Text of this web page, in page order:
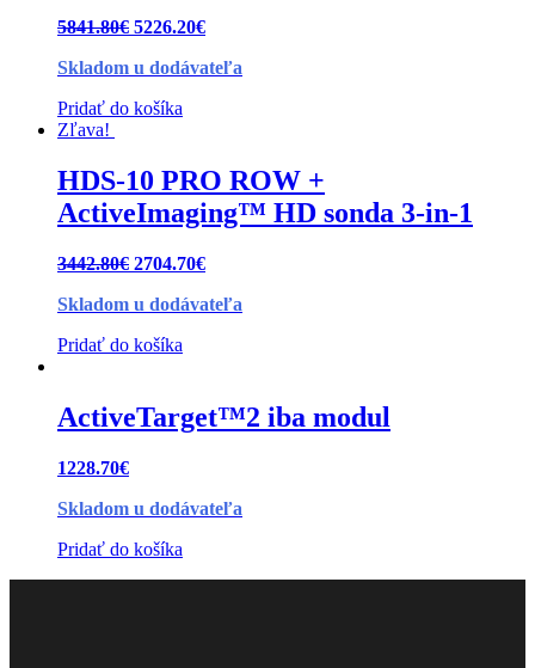
5841.80€ 5226.20€
Skladom u dodávateľa
Pridať do košíka
Zľava!
HDS-10 PRO ROW +
ActiveImaging™ HD sonda 3-in-1
3442.80€ 2704.70€
Skladom u dodávateľa
Pridať do košíka
ActiveTarget™2 iba modul
1228.70€
Skladom u dodávateľa
Pridať do košíka